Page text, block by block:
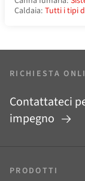
Caldaia: Tutti i tipi
RICHIESTA
Contattateci
impegno
PRODOTTI